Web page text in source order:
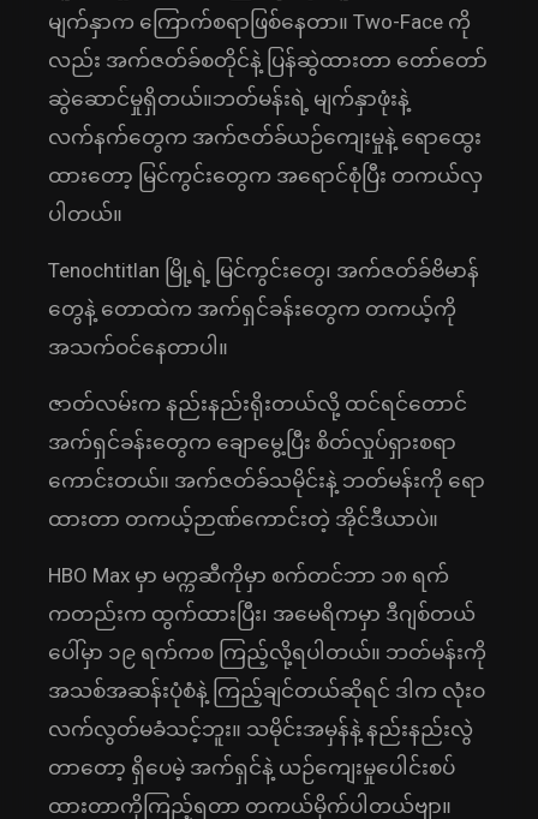
မျက်နှာက ကြောက်စရာဖြစ်နေတာ။ Two-Face ကို
လည်း အက်ဇတ်ခ်စတိုင်နဲ့ ပြန်ဆွဲထားတာ တော်တော်
ဆွဲဆောင်မှုရှိတယ်။ဘတ်မန်းရဲ့ မျက်နှာဖုံးနဲ့
လက်နက်တွေက အက်ဇတ်ခ်ယဉ်ကျေးမှုနဲ့ ရောထွေး
ထားတော့ မြင်ကွင်းတွေက အရောင်စုံပြီး တကယ်လှ
ပါတယ်။
Tenochtitlan မြို့ရဲ့ မြင်ကွင်းတွေ၊ အက်ဇတ်ခ်ဗိမာန်
တွေနဲ့ တောထဲက အက်ရှင်ခန်းတွေက တကယ့်ကို
အသက်ဝင်နေတာပါ။
ဇာတ်လမ်းက နည်းနည်းရိုးတယ်လို့ ထင်ရင်တောင်
အက်ရှင်ခန်းတွေက ချောမွေ့ပြီး စိတ်လှုပ်ရှားစရာ
ကောင်းတယ်။ အက်ဇတ်ခ်သမိုင်းနဲ့ ဘတ်မန်းကို ရော
ထားတာ တကယ့်ဉာဏ်ကောင်းတဲ့ အိုင်ဒီယာပဲ။
HBO Max မှာ မက္ကဆီကိုမှာ စက်တင်ဘာ ၁၈ ရက်
ကတည်းက ထွက်ထားပြီး၊ အမေရိကမှာ ဒီဂျစ်တယ်
ပေါ်မှာ ၁၉ ရက်ကစ ကြည့်လို့ရပါတယ်။ ဘတ်မန်းကို
အသစ်အဆန်းပုံစံနဲ့ ကြည့်ချင်တယ်ဆိုရင် ဒါက လုံးဝ
လက်လွတ်မခံသင့်ဘူး။ သမိုင်းအမှန်နဲ့ နည်းနည်းလွဲ
တာတော့ ရှိပေမဲ့ အက်ရှင်နဲ့ ယဉ်ကျေးမှုပေါင်းစပ်
ထားတာကိုကြည့်ရတာ တကယ်မိုက်ပါတယ်ဗျာ။